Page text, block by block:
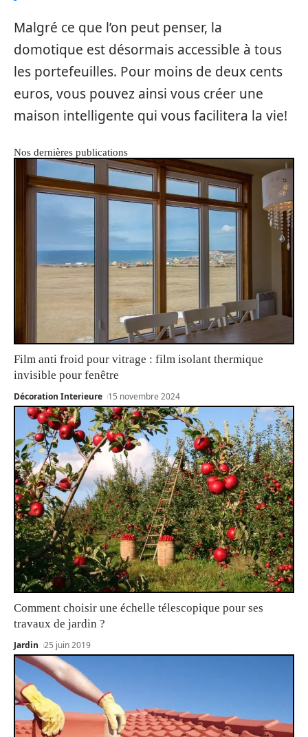
Malgré ce que l’on peut penser, la
domotique est désormais accessible à tous
les portefeuilles. Pour moins de deux cents
euros, vous pouvez ainsi vous créer une
maison intelligente qui vous facilitera la vie!
Nos dernières publications
Film anti froid pour vitrage : film isolant thermique
invisible pour fenêtre
Décoration Interieure 15 novembre 2024
Comment choisir une échelle télescopique pour ses
travaux de jardin ?
Jardin 25 juin 2019